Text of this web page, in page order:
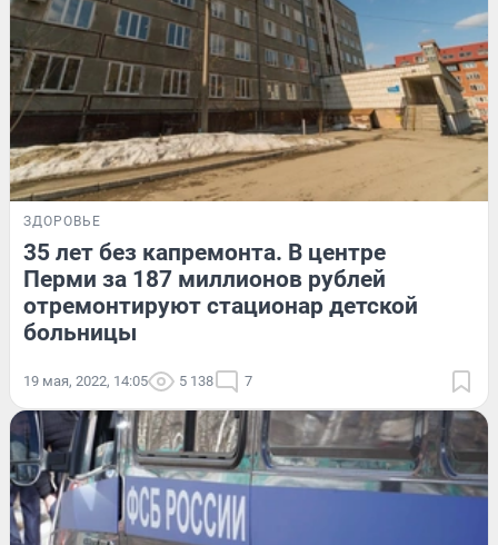
ЗДОРОВЬЕ
35 лет без капремонта. В центре
Перми за 187 миллионов рублей
отремонтируют стационар детской
больницы
19 мая, 2022, 14:05 5 138 7